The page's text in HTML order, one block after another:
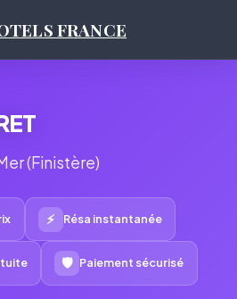
FRANCE
(Finistère)
⚡ Résa instantanée
🛡 Paiement sécurisé